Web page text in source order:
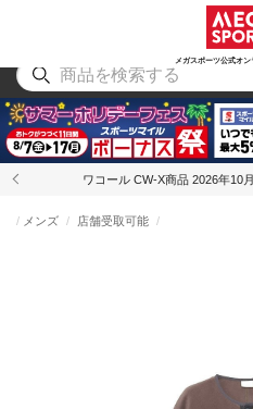
メガスポーツ公式オ
アウトドア
ワコール CW-X商品 2026年10
メンズ 店舗受取可能